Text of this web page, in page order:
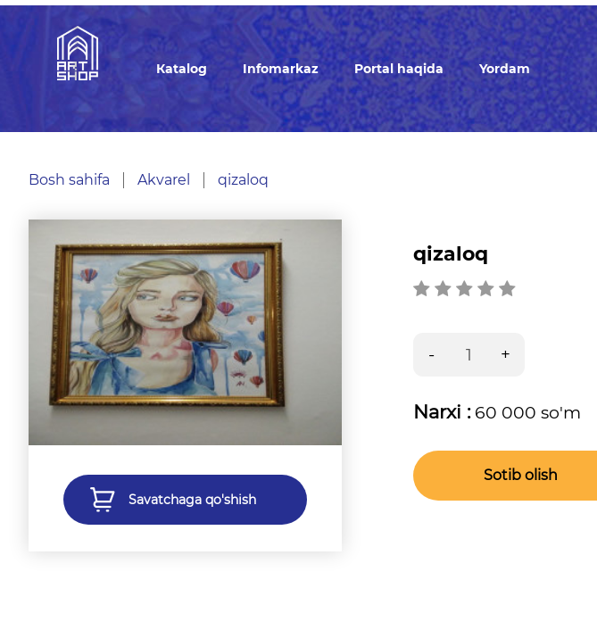
Кatalog Infomarkaz Portal haqida Yordam
Bosh sahifa Akvarel qizaloq
Savatchaga qo'shish
qizaloq
Narxi :60 000 so'm
Sotib olish